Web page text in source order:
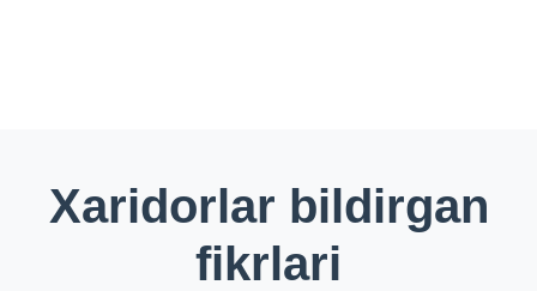
Xaridorlar bildirgan
fikrlari